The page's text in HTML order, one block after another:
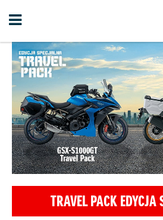
TRAVEL PACK EDYCJA